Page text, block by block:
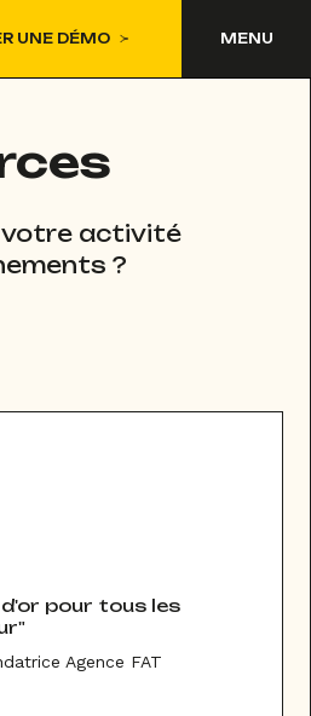
UNE DÉMO MENU
votre activité
?
pour tous les
Agence FAT